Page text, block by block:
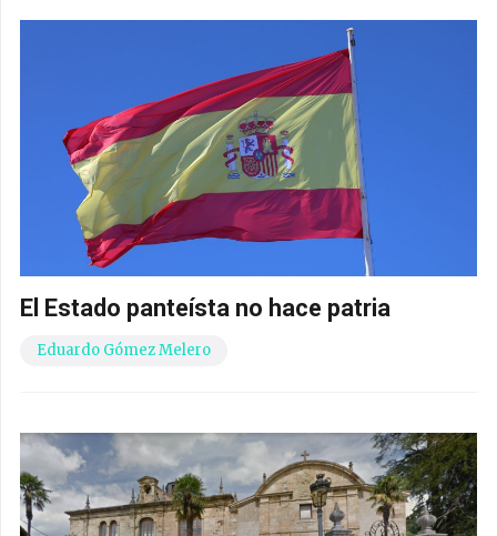
El Estado panteísta no hace patria
Eduardo Gómez Melero